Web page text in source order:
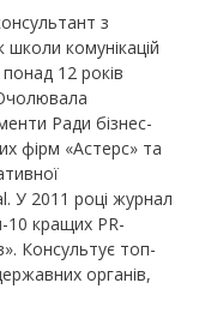
з
школи комунікацій
12 років
Ради бізнес-
фірм «Астерс» та
У 2011 році журнал
10 кращих PR-
Консультує топ-
органів,